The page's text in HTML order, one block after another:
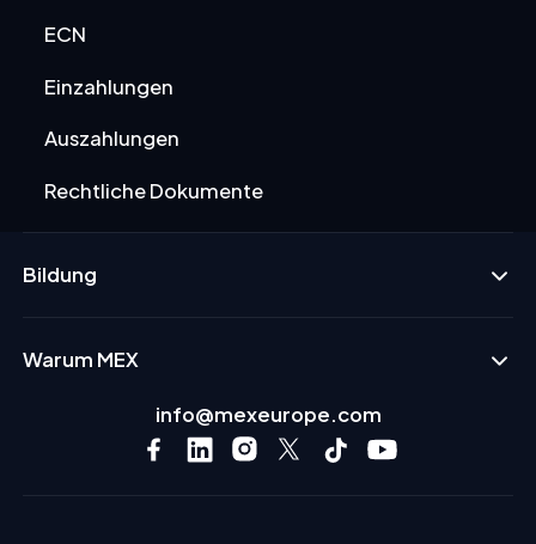
ECN
Einzahlungen
Auszahlungen
Rechtliche Dokumente
Bildung
Warum MEX
info@mexeurope.com